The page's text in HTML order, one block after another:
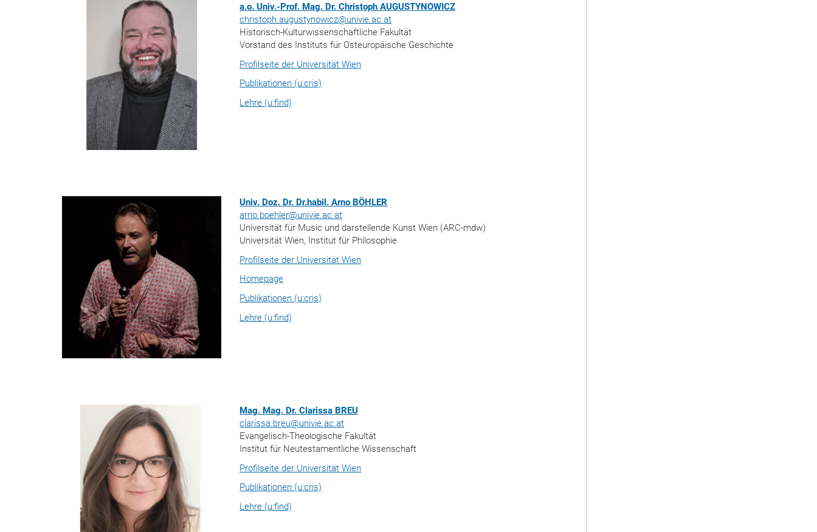
a.o. Univ.-Prof. Mag. Dr. Christoph AUGUSTYNOWICZ
christoph.augustynowicz@univie.ac.at
Historisch-Kulturwissenschaftliche Fakultät
Vorstand des Instituts für Osteuropäische Geschichte
Profilseite der Universität Wien
Publikationen (u:cris)
Lehre (u:find)
Univ. Doz. Dr. Dr.habil. Arno BÖHLER
arno.boehler@univie.ac.at
Universität für Music und darstellende Kunst Wien (ARC-mdw)
Universität Wien, Institut für Philosophie
Profilseite der Universität Wien
Homepage
Publikationen (u:cris)
Lehre (u:find)
Mag. Mag. Dr. Clarissa BREU
clarissa.breu@univie.ac.at
Evangelisch-Theologische Fakultät
Institut für Neutestamentliche Wissenschaft
Profilseite der Universität Wien
Publikationen (u:cris)
Lehre (u:find)